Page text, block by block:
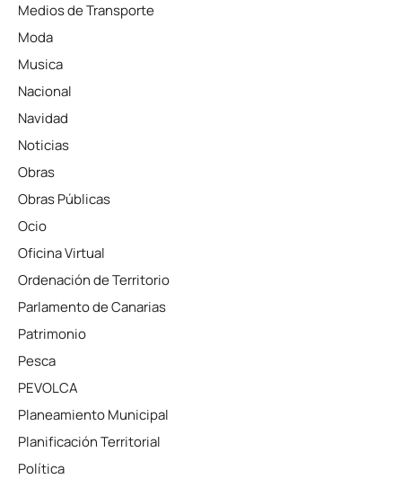
Medios de Transporte
Moda
Musica
Nacional
Navidad
Noticias
Obras
Obras Públicas
Ocio
Oficina Virtual
Ordenación de Territorio
Parlamento de Canarias
Patrimonio
Pesca
PEVOLCA
Planeamiento Municipal
Planificación Territorial
Política